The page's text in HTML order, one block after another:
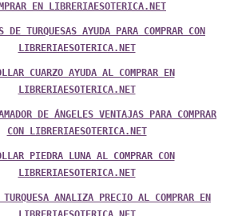
EN LIBRERIAESOTERICA.NET
DE TURQUESAS AYUDA PARA COMPRAR CON
LIBRERIAESOTERICA.NET
CUARZO AYUDA AL COMPRAR EN
LIBRERIAESOTERICA.NET
DE ÁNGELES VENTAJAS PARA COMPRAR
CON LIBRERIAESOTERICA.NET
PIEDRA LUNA AL COMPRAR CON
LIBRERIAESOTERICA.NET
ANALIZA PRECIO AL COMPRAR EN